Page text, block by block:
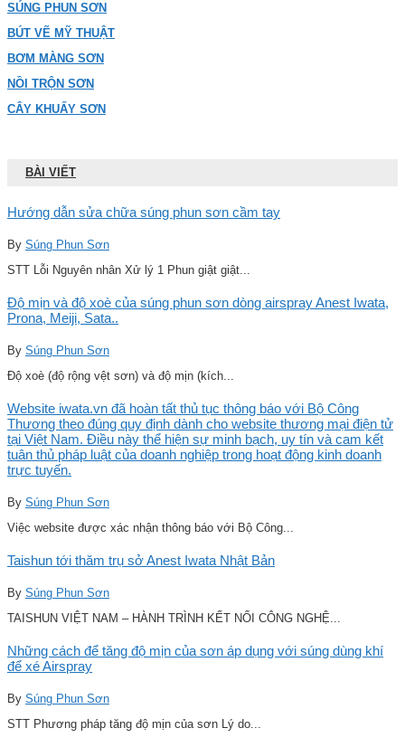
SÚNG PHUN SƠN
BÚT VẼ MỸ THUẬT
BƠM MÀNG SƠN
NỒI TRỘN SƠN
CÂY KHUẤY SƠN
BÀI VIẾT
Hướng dẫn sửa chữa súng phun sơn cầm tay
By Súng Phun Sơn
STT Lỗi Nguyên nhân Xử lý 1 Phun giật giật...
Độ mịn và độ xoè của súng phun sơn dòng airspray Anest Iwata,
Prona, Meiji, Sata..
By Súng Phun Sơn
Độ xoè (độ rộng vệt sơn) và độ mịn (kích...
Website iwata.vn đã hoàn tất thủ tục thông báo với Bộ Công
Thương theo đúng quy định dành cho website thương mại điện tử
tại Việt Nam. Điều này thể hiện sự minh bạch, uy tín và cam kết
tuân thủ pháp luật của doanh nghiệp trong hoạt động kinh doanh
trực tuyến.
By Súng Phun Sơn
Việc website được xác nhận thông báo với Bộ Công...
Taishun tới thăm trụ sở Anest Iwata Nhật Bản
By Súng Phun Sơn
TAISHUN VIỆT NAM – HÀNH TRÌNH KẾT NỐI CÔNG NGHỆ...
Những cách để tăng độ mịn của sơn áp dụng với súng dùng khí
để xé Airspray
By Súng Phun Sơn
STT Phương pháp tăng độ mịn của sơn Lý do...